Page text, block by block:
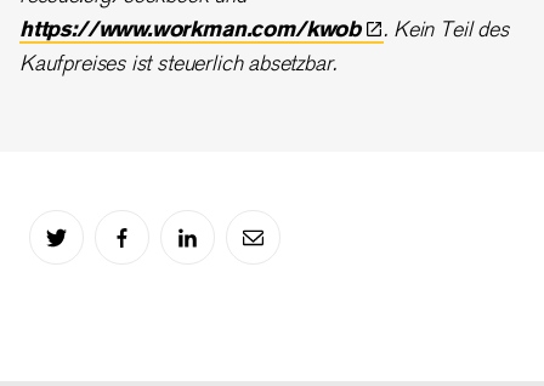
https://www.workman.com/kwob
. Kein Teil des
Kaufpreises ist steuerlich absetzbar.